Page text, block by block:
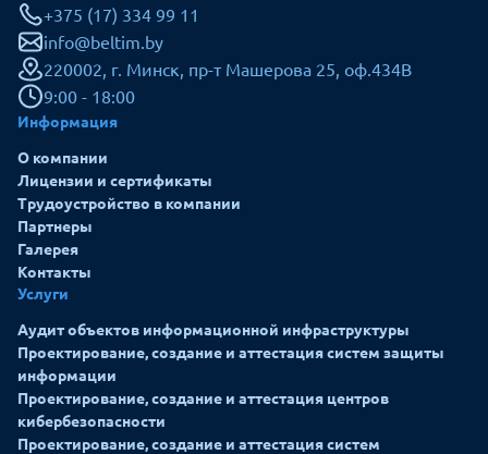
+375 (17) 334 99 11
info@beltim.by
220002, г. Минск, пр-т Машерова 25, оф.434В
9:00 - 18:00
Информация
О компании
Лицензии и сертификаты
Трудоустройство в компании
Партнеры
Галерея
Контакты
Услуги
Аудит объектов информационной инфраструктуры
Проектирование, создание и аттестация систем защиты
информации
Проектирование, создание и аттестация центров
кибербезопасности
Проектирование, создание и аттестация систем